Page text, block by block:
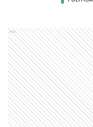
Ads